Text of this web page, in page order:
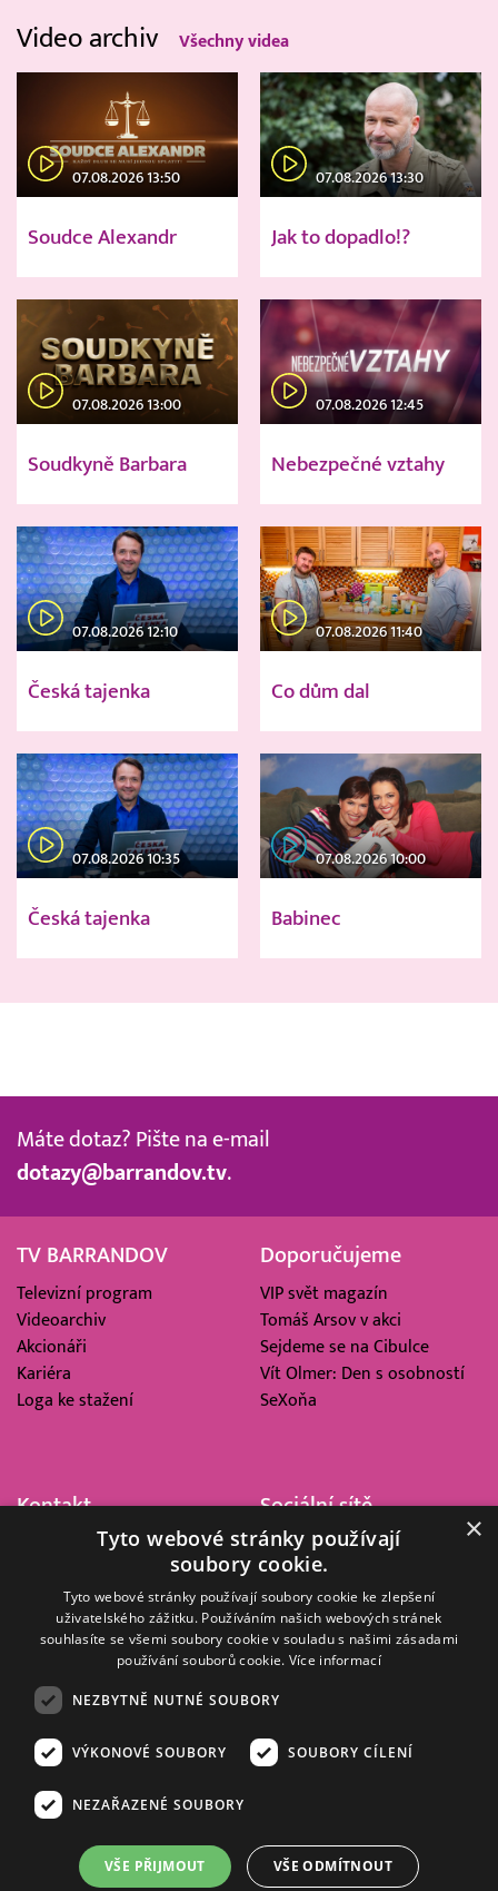
Video archiv Všechny videa
07.08.2026 13:50
Soudce Alexandr
07.08.2026 13:30
Jak to dopadlo!?
07.08.2026 13:00
Soudkyně Barbara
07.08.2026 12:45
Nebezpečné vztahy
07.08.2026 12:10
Česká tajenka
07.08.2026 11:40
Co dům dal
07.08.2026 10:35
Česká tajenka
07.08.2026 10:00
Babinec
Máte dotaz? Pište na e-mail
dotazy@barrandov.tv.
TV BARRANDOV
Televizní program
Videoarchiv
Akcionáři
Kariéra
Loga ke stažení
Doporučujeme
VIP svět magazín
Tomáš Arsov v akci
Sejdeme se na Cibulce
Vít Olmer: Den s osobností
SeXoňa
Kontakt
Barrandov Televizní Studio,
Kříženeckého nám. 322
152 00 Praha 5
IČ 416 93 311
Sociální sítě
© 2008–2026 EMPRESA MEDIA, a.s. Všechna práva vyhrazena.
Zásady ochrany osobních a dalších zpracovávaných údajů
Informace o měření sledovanosti videa ve video archivu
×
Tyto webové stránky používají
soubory cookie.
Tyto webové stránky používají soubory cookie ke zlepšení
uživatelského zážitku. Používáním našich webových stránek
souhlasíte se všemi soubory cookie v souladu s našimi zásadami
používání souborů cookie. Více informací
NEZBYTNĚ NUTNÉ SOUBORY
VÝKONOVÉ SOUBORY SOUBORY CÍLENÍ
NEZAŘAZENÉ SOUBORY
VŠE PŘIJMOUT VŠE ODMÍTNOUT